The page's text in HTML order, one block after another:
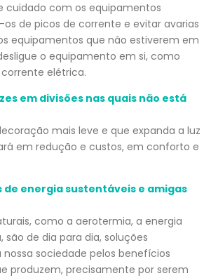
cuidado com os equipamentos
de picos de corrente e evitar avarias
equipamentos que não estiverem em
o equipamento em si, como
elétrica.
em divisões nas quais não está
mais leve e que expanda a luz
em redução e custos, em conforto e
de energia sustentáveis e amigas
como a aerotermia, a energia
são de dia para dia, soluções
sociedade pelos benefícios
produzem, precisamente por serem